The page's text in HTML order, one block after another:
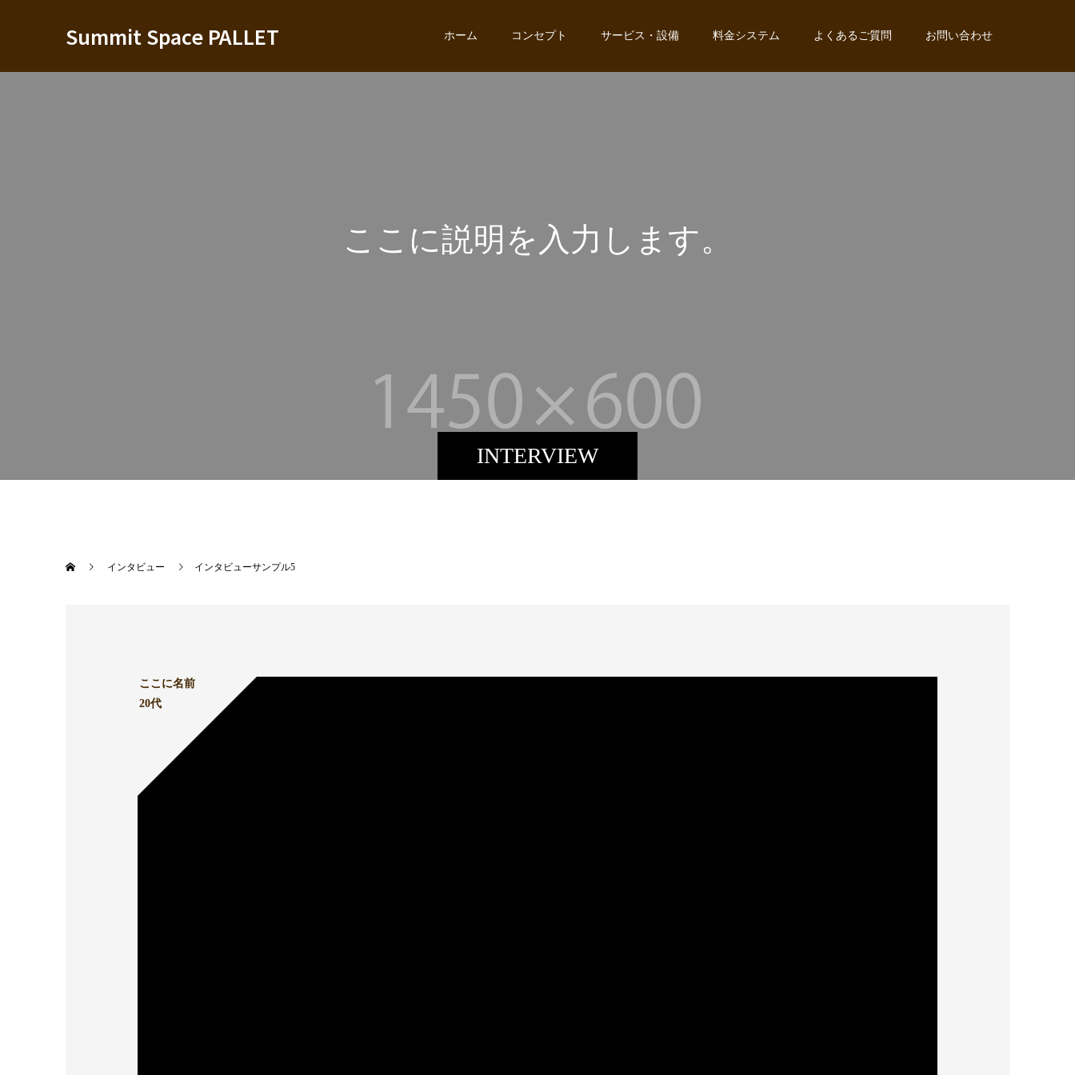
Summit Space PALLET ホーム コンセプト サービス・設備 料金システム よくあるご質問 お問い合わせ
INTERVIEW
こ こ に説明 を 入 力 し ま す。
インタビュー インタビューサンプル5
ここに名前
20代